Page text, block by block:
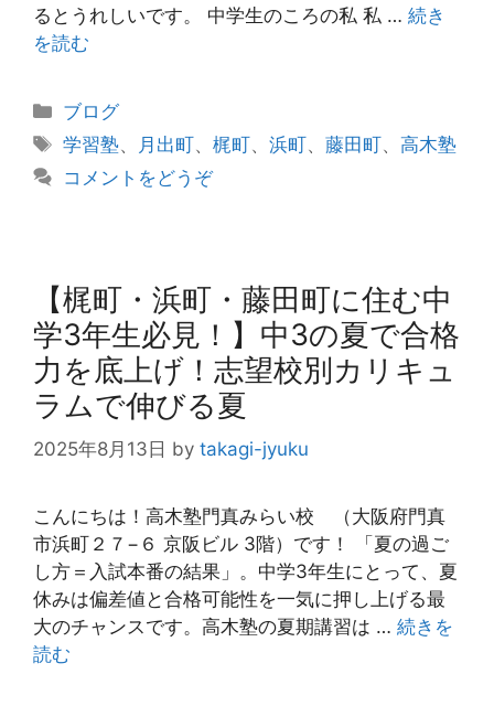
るとうれしいです。 中学生のころの私 私 … 続き
を読む
カ
テ
ゴ
リ
ブログ
タ
学習塾、 月出町、梶町、浜町、藤田町、高木塾
コメントをどうぞ
【梶町・浜町・藤田町に住む中
学3年生必見！】中3の夏で合格
力を底上げ！志望校別カリキュ
ラムで伸びる夏
2025年8月13日 by takagi-jyuku
こんにちは！高木塾門真みらい校 （大阪府門真
市浜町２７−６ 京阪ビル 3階）です！ 「夏の過ご
し方＝入試本番の結果」。中学3年生にとって、夏
休みは偏差値と合格可能性を一気に押し上げる最
大のチャンスです。高木塾の夏期講習は … 続きを
読む